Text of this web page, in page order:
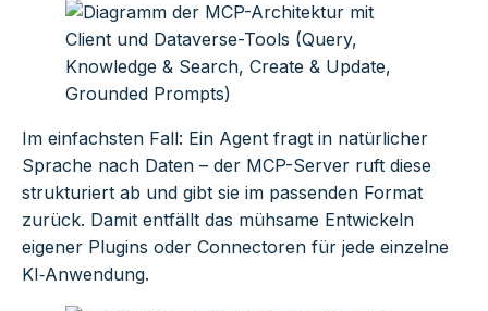
Im einfachsten Fall: Ein Agent fragt in natürlicher
Sprache nach Daten – der MCP-Server ruft diese
strukturiert ab und gibt sie im passenden Format
zurück. Damit entfällt das mühsame Entwickeln
eigener Plugins oder Connectoren für jede einzelne
KI‑Anwendung.